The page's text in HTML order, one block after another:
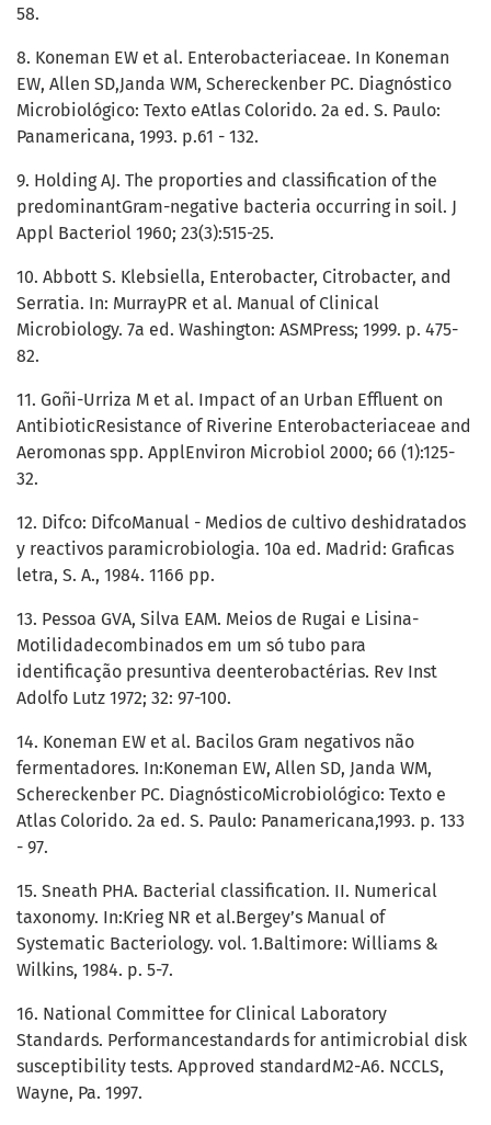
58.
8. Koneman EW et al. Enterobacteriaceae. In Koneman
EW, Allen SD,Janda WM, Schereckenber PC. Diagnóstico
Microbiológico: Texto eAtlas Colorido. 2a ed. S. Paulo:
Panamericana, 1993. p.61 - 132.
9. Holding AJ. The proporties and classification of the
predominantGram-negative bacteria occurring in soil. J
Appl Bacteriol 1960; 23(3):515-25.
10. Abbott S. Klebsiella, Enterobacter, Citrobacter, and
Serratia. In: MurrayPR et al. Manual of Clinical
Microbiology. 7a ed. Washington: ASMPress; 1999. p. 475-
82.
11. Goñi-Urriza M et al. Impact of an Urban Effluent on
AntibioticResistance of Riverine Enterobacteriaceae and
Aeromonas spp. ApplEnviron Microbiol 2000; 66 (1):125-
32.
12. Difco: DifcoManual - Medios de cultivo deshidratados
y reactivos paramicrobiologia. 10a ed. Madrid: Graficas
letra, S. A., 1984. 1166 pp.
13. Pessoa GVA, Silva EAM. Meios de Rugai e Lisina-
Motilidadecombinados em um só tubo para
identificação presuntiva deenterobactérias. Rev Inst
Adolfo Lutz 1972; 32: 97-100.
14. Koneman EW et al. Bacilos Gram negativos não
fermentadores. In:Koneman EW, Allen SD, Janda WM,
Schereckenber PC. DiagnósticoMicrobiológico: Texto e
Atlas Colorido. 2a ed. S. Paulo: Panamericana,1993. p. 133
- 97.
15. Sneath PHA. Bacterial classification. II. Numerical
taxonomy. In:Krieg NR et al.Bergey’s Manual of
Systematic Bacteriology. vol. 1.Baltimore: Williams &
Wilkins, 1984. p. 5-7.
16. National Committee for Clinical Laboratory
Standards. Performancestandards for antimicrobial disk
susceptibility tests. Approved standardM2-A6. NCCLS,
Wayne, Pa. 1997.